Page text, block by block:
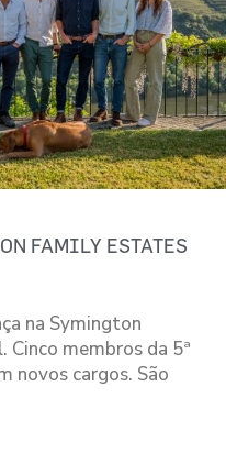
FAMILY ESTATES
na Symington
membros da 5ª
novos cargos. São